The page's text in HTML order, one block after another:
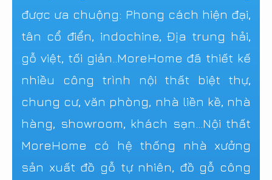
được ưa chuộng: Phong cách hiện đại,
tân cổ điển, indochine, Địa trung hải,
gỗ việt, tối giản..MoreHome đã thiết kế
nhiều công trình nội thất biệt thự,
chung cư, văn phòng, nhà liền kề, nhà
hàng, showroom, khách sạn...Nội thất
MoreHome có hệ thống nhà xưởng
sản xuất đồ gỗ tự nhiên, đồ gỗ công